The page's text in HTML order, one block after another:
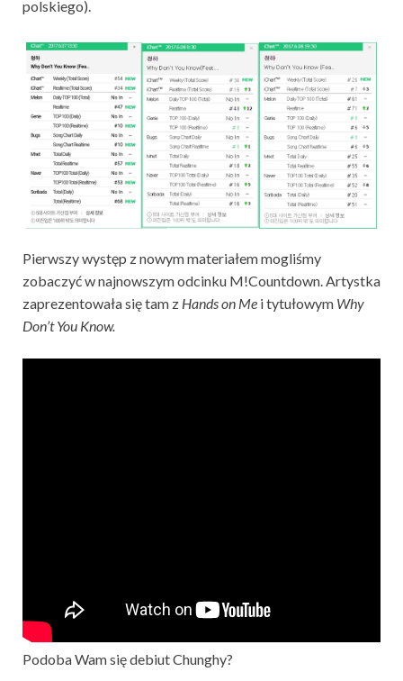
polskiego).
Pierwszy występ z nowym materiałem mogliśmy
zobaczyć w najnowszym odcinku M!Countdown. Artystka
zaprezentowała się tam z Hands on Me i tytułowym Why
Don’t You Know.
Podoba Wam się debiut Chunghy?